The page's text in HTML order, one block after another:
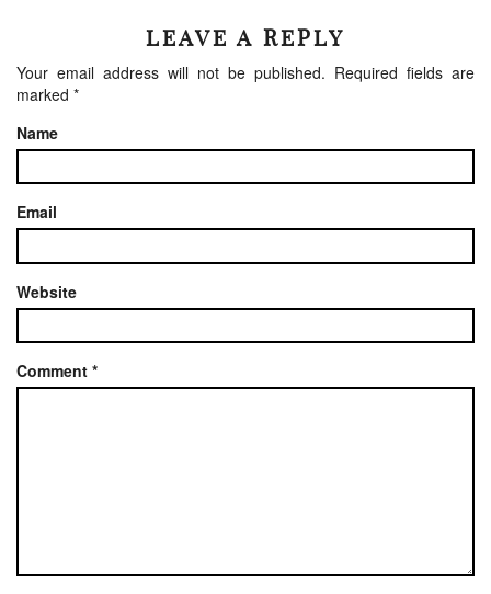
LEAVE A REPLY
Your email address will not be published. Required fields are
marked *
Name
Email
Website
Comment *